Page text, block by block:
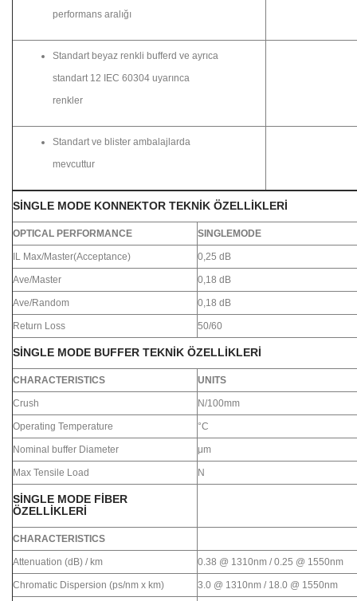
performans aralığı
Standart beyaz renkli bufferd ve ayrıca
standart 12 IEC 60304 uyarınca
renkler
Standart ve blister ambalajlarda
mevcuttur
SINGLE MODE KONNEKTOR TEKNIK ÖZELLIKLERI
OPTICAL PERFORMANCE SINGLEMODE
IL Max/Master(Acceptance) 0,25 dB
Ave/Master 0,18 dB
Ave/Random 0,18 dB
Return Loss 50/60
SINGLE MODE BUFFER TEKNIK ÖZELLIKLERI
CHARACTERISTICS UNITS
Crush N/100mm
Operating Temperature °C
Nominal buffer Diameter μm
Max Tensile Load N
SINGLE MODE FIBER
ÖZELLIKLERI
CHARACTERISTICS
Attenuation (dB) / km 0.38 @ 1310nm / 0.25 @ 1550nm
Chromatic Dispersion (ps/nm x km) 3.0 @ 1310nm / 18.0 @ 1550nm